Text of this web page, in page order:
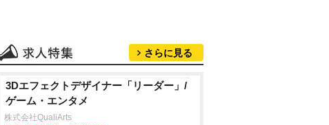
さらに見る
3Dエフェクトデザイナー「リーダー」/
ゲーム・エンタメ
株式会社QualiArts